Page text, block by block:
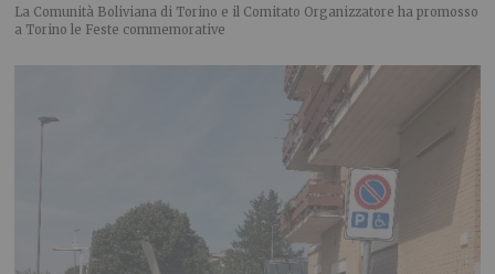
La Comunità Boliviana di Torino e il Comitato Organizzatore ha promosso
a Torino le Feste commemorative